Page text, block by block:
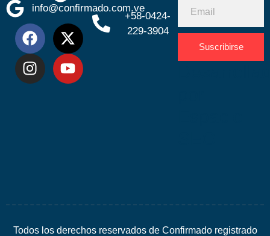
info@confirmado.com.ve
+58-0424-
229-3904
Suscribirse
Todos los derechos reservados de Confirmado registrado